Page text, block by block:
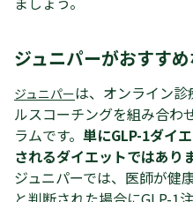
ジュニパーがおすす
ジュニパーは、オンライン
ルスコーチングを組み合わ
ラムです。 単にGLP-1ダイ
されるダイエットではあり
ジュニパーでは、医師が健